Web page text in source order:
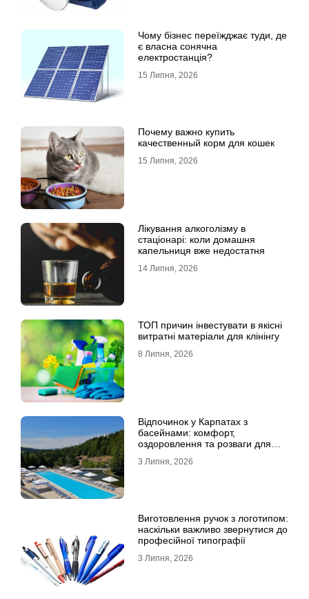
Чому бізнес переїжджає туди, де
є власна сонячна
електростанція?
15 Липня, 2026
Почему важно купить
качественный корм для кошек
15 Липня, 2026
Лікування алкоголізму в
стаціонарі: коли домашня
капельниця вже недостатня
14 Липня, 2026
ТОП причин інвестувати в якісні
витратні матеріали для клінінгу
8 Липня, 2026
Відпочинок у Карпатах з
басейнами: комфорт,
оздоровлення та розваги для
3 Липня, 2026
Виготовлення ручок з логотипом:
наскільки важливо звернутися до
професійної типографії
3 Липня, 2026